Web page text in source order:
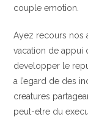
couple emotion.
Ayez recours nos
vacation de appui
developper le
a l’egard de des
creatures
peut-etre du